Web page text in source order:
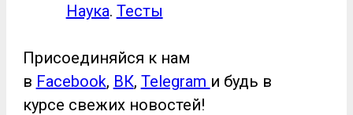
Наука. Тесты
Присоединяйся к нам
в Facebook, ВК, Telegram и будь в
курсе свежих новостей!